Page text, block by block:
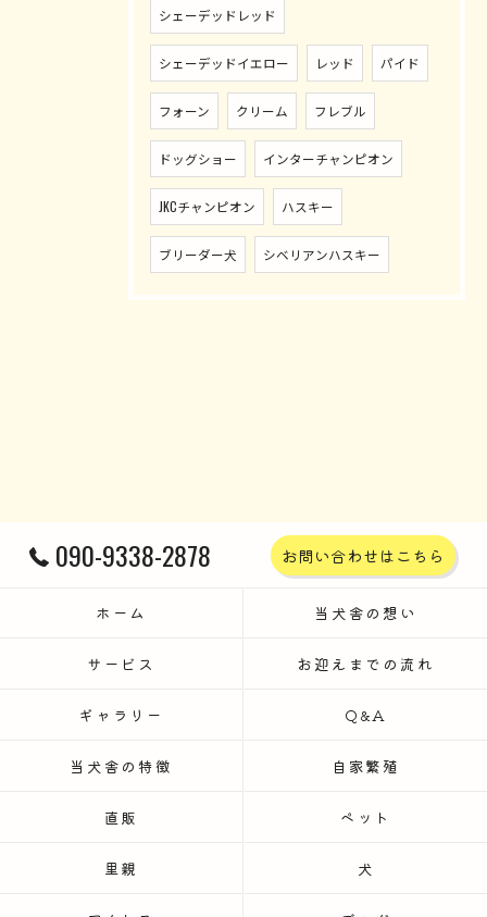
シェーデッドレッド
シェーデッドイエロー レッド パイド
フォーン クリーム フレブル
ドッグショー インターチャンピオン
JKCチャンピオン ハスキー
ブリーダー犬 シベリアンハスキー
090-9338-2878 お問い合わせはこちら
ホーム 当犬舎の想い
サービス お迎えまでの流れ
ギャラリー Q&A
当犬舎の特徴 自家繁殖
直販 ペット
里親 犬